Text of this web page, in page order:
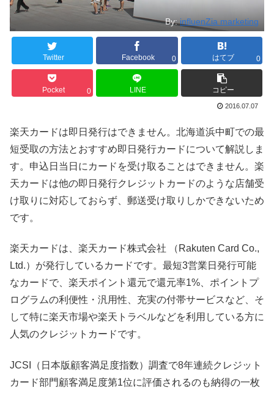
By:influenZia marketing
Twitter Facebook 0 はてブ 0
Pocket 0 LINE コピー
2016.07.07
楽天カードは即日発行はできません。北海道浜中町での最
短受取の方法とおすすめ即日発行カードについて解説しま
す。申込日当日にカードを受け取ることはできません。楽
天カードは他の即日発行クレジットカードのような店舗受
け取りに対応しておらず、郵送受け取りしかできないため
です。
楽天カードは、楽天カード株式会社 （Rakuten Card Co.,
Ltd.）が発行しているカードです。最短3営業日発行可能
なカードで、楽天ポイント還元で還元率1%、ポイントプ
ログラムの利便性・汎用性、充実の付帯サービスなど、そ
して特に楽天市場や楽天トラベルなどを利用している方に
人気のクレジットカードです。
JCSI（日本版顧客満足度指数）調査で8年連続クレジット
カード部門顧客満足度第1位に評価されるのも納得の一枚